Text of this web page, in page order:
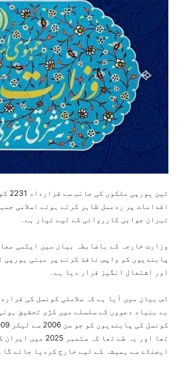
اقدامات پر ردعمل ظاہر کرتے ہوئے اسلامی
تہران جوابی کارروائی کے لیے تیار ہے۔
پابندیوں کو واپس نافذ کرنے پر مبنی
اور اشتعال انگیز قرار دیا ہے۔
بے بنیاد دعووں کے سلسلے میں کڑی تحقیق
تھا اور یہ طے
ایجنڈے سے ہمیشہ کے لیے خارج کردیا جائے گا۔